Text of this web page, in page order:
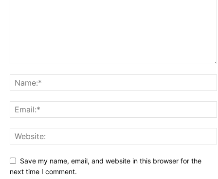
Save my name, email, and website in this browser for the
next time I comment.